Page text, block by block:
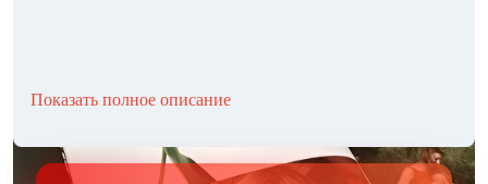
Показать полное описание